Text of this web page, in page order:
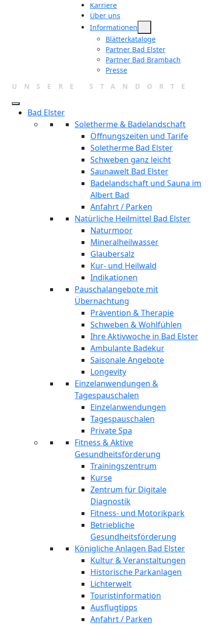
Karriere
Über uns
Informationen
Blätterkataloge
Partner Bad Elster
Partner Bad Brambach
Presse
UNSERE STANDORTE
Bad Elster
Soletherme & Badelandschaft
Öffnungszeiten und Tarife
Soletherme Bad Elster
Schweben ganz leicht
Saunawelt Bad Elster
Badelandschaft und Sauna im
Albert Bad
Anfahrt / Parken
Natürliche Heilmittel Bad Elster
Naturmoor
Mineralheilwasser
Glaubersalz
Kur- und Heilwald
Indikationen
Pauschalangebote mit
Übernachtung
Prävention & Therapie
Schweben & Wohlfühlen
Ihre Aktivwoche in Bad Elster
Ambulante Badekur
Saisonale Angebote
Longevity
Einzelanwendungen &
Tagespauschalen
Einzelanwendungen
Tagespauschalen
Private Spa
Fitness & Aktive
Gesundheitsförderung
Trainingszentrum
Kurse
Zentrum für Digitale
Diagnostik
Fitness- und Motorikpark
Betriebliche
Gesundheitsförderung
Königliche Anlagen Bad Elster
Kultur & Veranstaltungen
Historische Parkanlagen
Lichterwelt
Touristinformation
Ausflugtipps
Anfahrt / Parken